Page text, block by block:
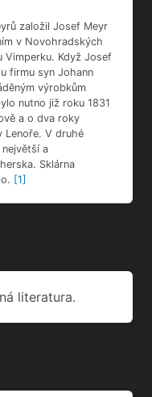
založil Josef Meyr
v Novohradských
Vimperku. Když Josef
firmu syn Johann
výrobkům
nutno již roku 1831
a o dva roky
Lenoře. V druhé
a
Sklárna
[1]
literatura.